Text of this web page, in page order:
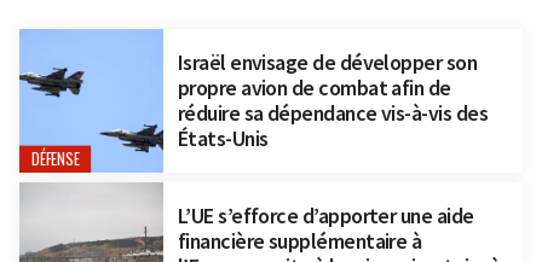
DÉFENSE
Israël envisage de développer son
propre avion de combat afin de
réduire sa dépendance vis-à-vis des
États-Unis
L’UE s’efforce d’apporter une aide
financière supplémentaire à